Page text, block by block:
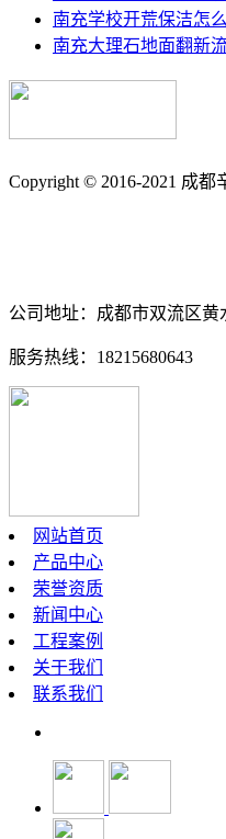
南充学校开荒保洁怎
南充大理石地面翻新
Copyright © 2016-2021 成
公司地址：成都市双流区
服务热线：18215680643
网站首页
产品中心
荣誉资质
新闻中心
工程案例
关于我们
联系我们